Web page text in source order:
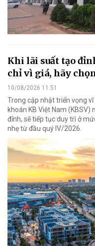
Khi lãi suất tạo
chỉ vì giá, hãy
10/08/2026 11:51
Trong cập nhật triển vọng
khoán KB Việt Nam
đỉnh, sẽ tiếp tục duy trì ở
nhẹ từ đầu quý IV/2026.